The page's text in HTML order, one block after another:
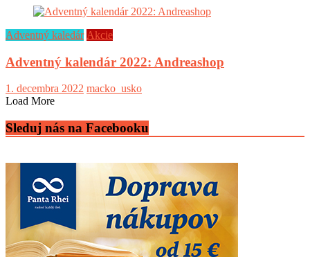
Adventný kaledár Akcie
Adventný kalendár 2022: Andreashop
1. decembra 2022 macko_usko
Load More
Sleduj nás na Facebooku